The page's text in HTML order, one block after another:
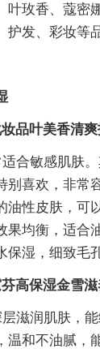
叶玫香、蔻密
发、彩妆等
品叶美香清
合敏感肌肤
别喜欢，非常
油性皮肤，可
果均衡，适合
湿，细致毛孔
高保湿金雪
滋润肌肤，
温和不油腻，